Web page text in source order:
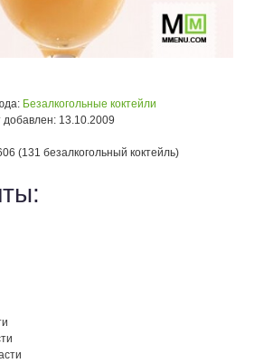
Безалкогольные коктейли
добавлен: 13.10.2009
(131 безалкогольный коктейль)